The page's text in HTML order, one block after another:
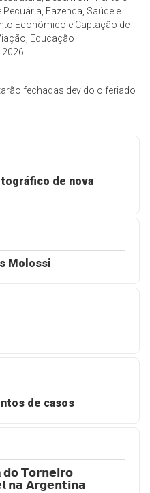
Fazenda, Saúde e
Econômico e Captação de
Educação
2026
fechadas devido o feriado
de nova
Molossi
de casos
𝗧𝗼𝗿𝗻𝗲𝗶𝗿𝗼
𝗻𝗮 𝗔𝗿𝗴𝗲𝗻𝘁𝗶𝗻𝗮